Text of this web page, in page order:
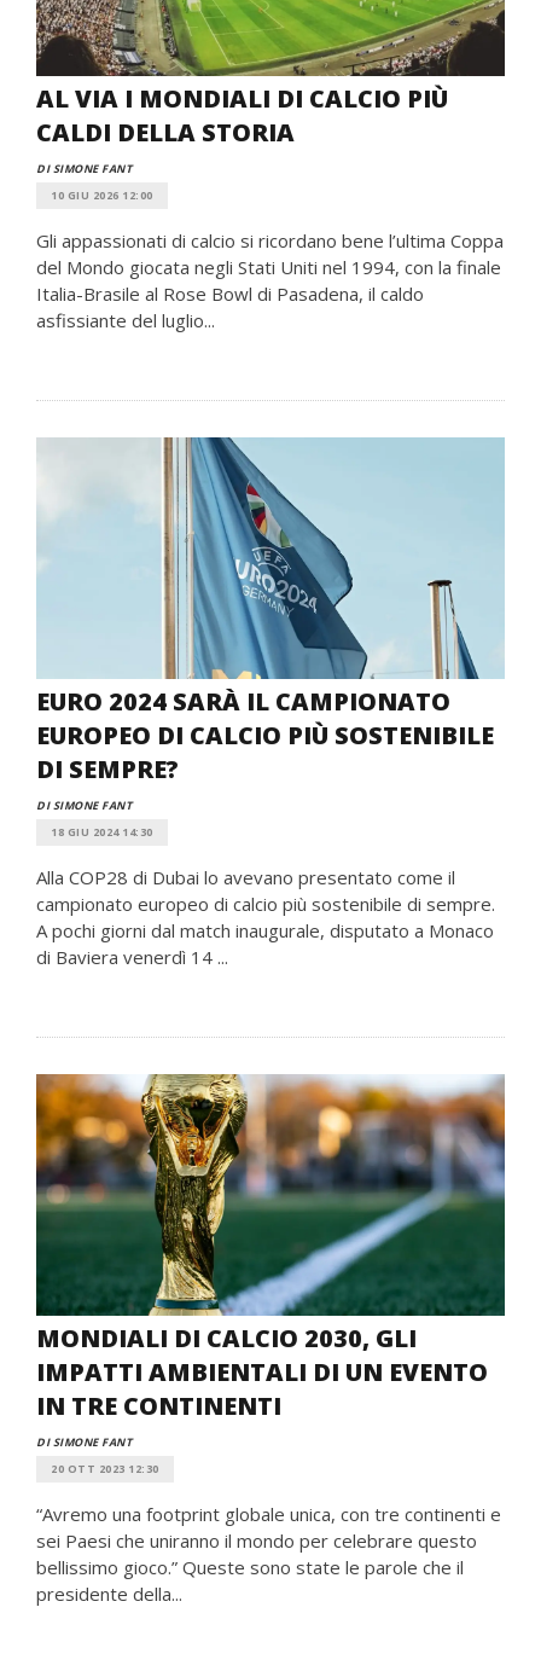
AL VIA I MONDIALI DI CALCIO PIÙ
CALDI DELLA STORIA
DI SIMONE FANT
10 GIU 2026 12:00
Gli appassionati di calcio si ricordano bene l’ultima Coppa
del Mondo giocata negli Stati Uniti nel 1994, con la finale
Italia-Brasile al Rose Bowl di Pasadena, il caldo
asfissiante del luglio...
EURO 2024 SARÀ IL CAMPIONATO
EUROPEO DI CALCIO PIÙ SOSTENIBILE
DI SEMPRE?
DI SIMONE FANT
18 GIU 2024 14:30
Alla COP28 di Dubai lo avevano presentato come il
campionato europeo di calcio più sostenibile di sempre.
A pochi giorni dal match inaugurale, disputato a Monaco
di Baviera venerdì 14 ...
MONDIALI DI CALCIO 2030, GLI
IMPATTI AMBIENTALI DI UN EVENTO
IN TRE CONTINENTI
DI SIMONE FANT
20 OTT 2023 12:30
“Avremo una footprint globale unica, con tre continenti e
sei Paesi che uniranno il mondo per celebrare questo
bellissimo gioco.” Queste sono state le parole che il
presidente della...